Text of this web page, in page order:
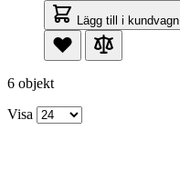
Lägg till i kundvagn
6 objekt
Visa